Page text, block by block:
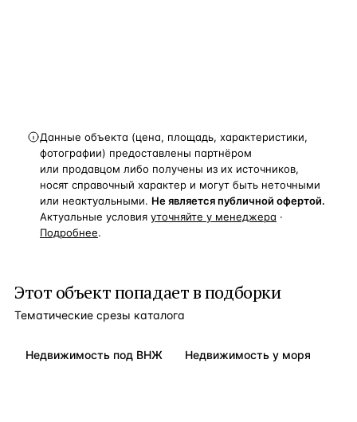
Данные объекта (цена, площадь, характеристики,
фотографии) предоставлены партнёром
или продавцом либо получены из их источников,
носят справочный характер и могут быть неточными
или неактуальными. Не является публичной офертой.
Актуальные условия уточняйте у менеджера ·
Подробнее.
Этот объект попадает в подборки
Тематические срезы каталога
Недвижимость под ВНЖ Недвижимость у моря